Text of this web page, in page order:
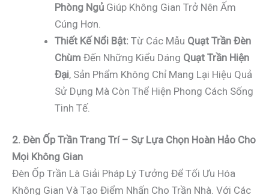
Phòng Ngủ Giúp Không Gian Trở Nên Ấm
Cúng Hơn.
Thiết Kế Nổi Bật: Từ Các Mẫu Quạt Trần Đèn
Chùm Đến Những Kiểu Dáng Quạt Trần Hiện
Đại, Sản Phẩm Không Chỉ Mang Lại Hiệu Quả
Sử Dụng Mà Còn Thể Hiện Phong Cách Sống
Tinh Tế.
2. Đèn Ốp Trần Trang Trí – Sự Lựa Chọn Hoàn Hảo Cho
Mọi Không Gian
Đèn Ốp Trần Là Giải Pháp Lý Tưởng Để Tối Ưu Hóa
Không Gian Và Tạo Điểm Nhấn Cho Trần Nhà. Với Các